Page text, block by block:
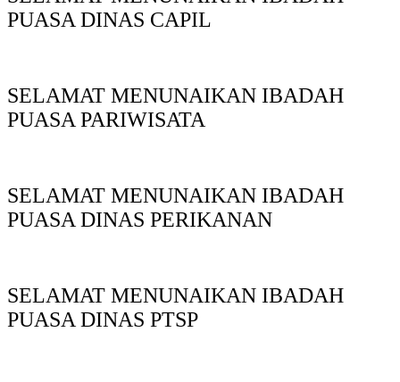
PUASA DINAS CAPIL
SELAMAT MENUNAIKAN IBADAH
PUASA PARIWISATA
SELAMAT MENUNAIKAN IBADAH
PUASA DINAS PERIKANAN
SELAMAT MENUNAIKAN IBADAH
PUASA DINAS PTSP